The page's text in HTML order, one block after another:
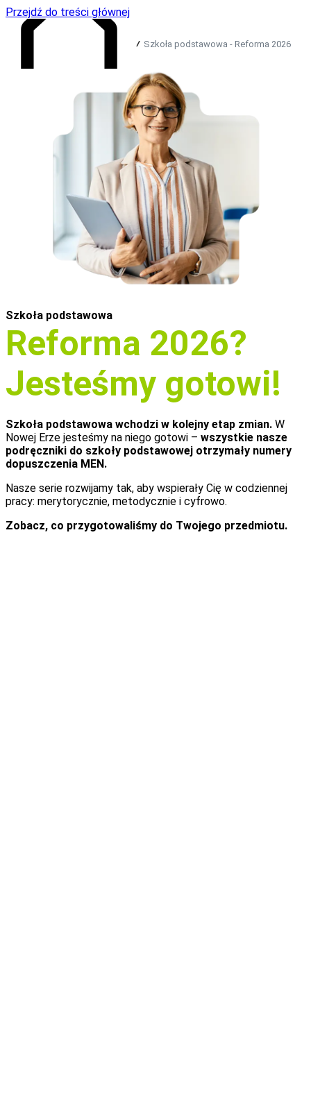
Przejdź do treści głównej
Przejdź do strony głównej
Szkoła podstawowa - Reforma 2026
Szkoła podstawowa
Reforma 2026?
Jesteśmy gotowi!
Szkoła podstawowa wchodzi w kolejny etap zmian. W
Nowej Erze jesteśmy na niego gotowi – wszystkie nasze
podręczniki do szkoły podstawowej otrzymały numery
dopuszczenia MEN.
Nasze serie rozwijamy tak, aby wspierały Cię w codziennej
pracy: merytorycznie, metodycznie i cyfrowo.
Zobacz, co przygotowaliśmy do Twojego przedmiotu.